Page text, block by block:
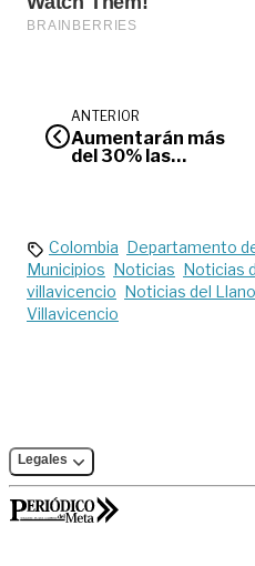
ANTERIOR
Aumentarán más
del 30% las
Colombia Departamento
Municipios Noticias Noticias
villavicencio Noticias del Llano
Villavicencio
Legales